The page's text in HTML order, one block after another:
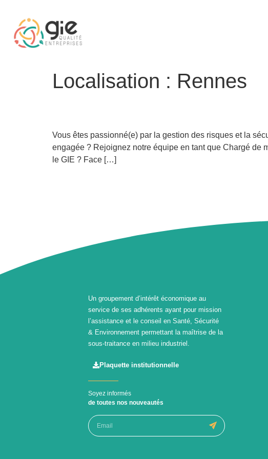
Localisation : Rennes
Vous êtes passionné(e) par la gestion des risques et la
engagée ? Rejoignez notre équipe en tant que Chargé de
le GIE ? Face […]
Un groupement d’intérêt économique au
service de ses adhérents ayant pour mission
l’assistance et le conseil en Santé, Sécurité
& Environnement permettant la maîtrise de la
sous-traitance en milieu industriel.
Plaquette institutionnelle
Soyez informés
de toutes nos nouveautés